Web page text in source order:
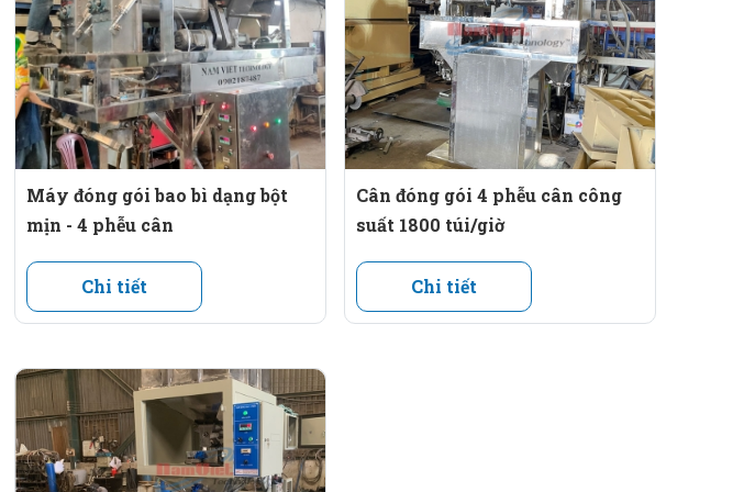
Máy đóng gói bao bì dạng bột
mịn - 4 phễu cân
Chi tiết
Cân đóng gói 4 phễu cân công
suất 1800 túi/giờ
Chi tiết